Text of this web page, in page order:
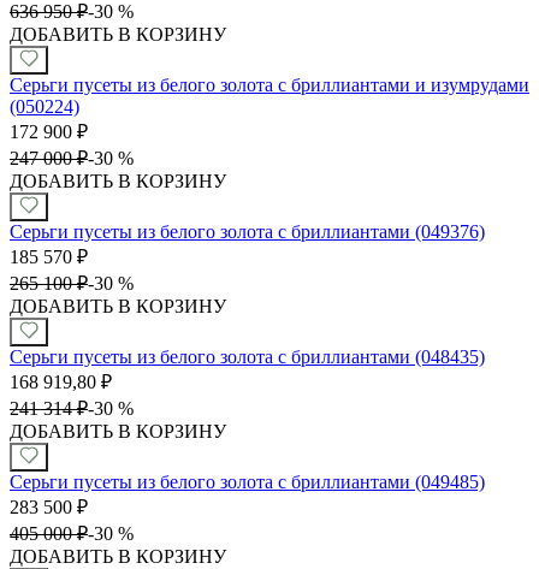
636 950 ₽-30 %
ДОБАВИТЬ В КОРЗИНУ
Серьги пусеты из белого золота с бриллиантами и изумрудами
(050224)
172 900 ₽
247 000 ₽-30 %
ДОБАВИТЬ В КОРЗИНУ
Серьги пусеты из белого золота с бриллиантами (049376)
185 570 ₽
265 100 ₽-30 %
ДОБАВИТЬ В КОРЗИНУ
Серьги пусеты из белого золота с бриллиантами (048435)
168 919,80 ₽
241 314 ₽-30 %
ДОБАВИТЬ В КОРЗИНУ
Серьги пусеты из белого золота с бриллиантами (049485)
283 500 ₽
405 000 ₽-30 %
ДОБАВИТЬ В КОРЗИНУ